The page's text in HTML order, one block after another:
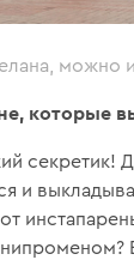
можно
которые
секретик!
и